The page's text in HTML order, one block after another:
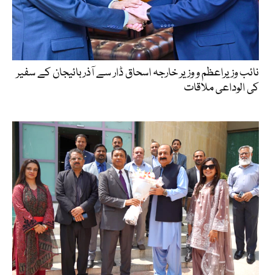
نائب وزیراعظم و وزیر خارجہ اسحاق ڈار سے آذربائیجان کے سفیر
کی الوداعی ملاقات